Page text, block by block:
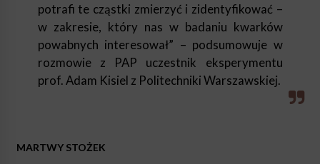
potrafi te cząstki zmierzyć i zidentyfikować –
w zakresie, który nas w badaniu kwarków
powabnych interesował” – podsumowuje w
rozmowie z PAP uczestnik eksperymentu
prof. Adam Kisiel z Politechniki Warszawskiej.
MARTWY STOŻEK